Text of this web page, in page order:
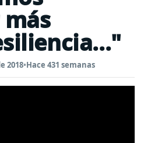
2018•Hace 431 semanas